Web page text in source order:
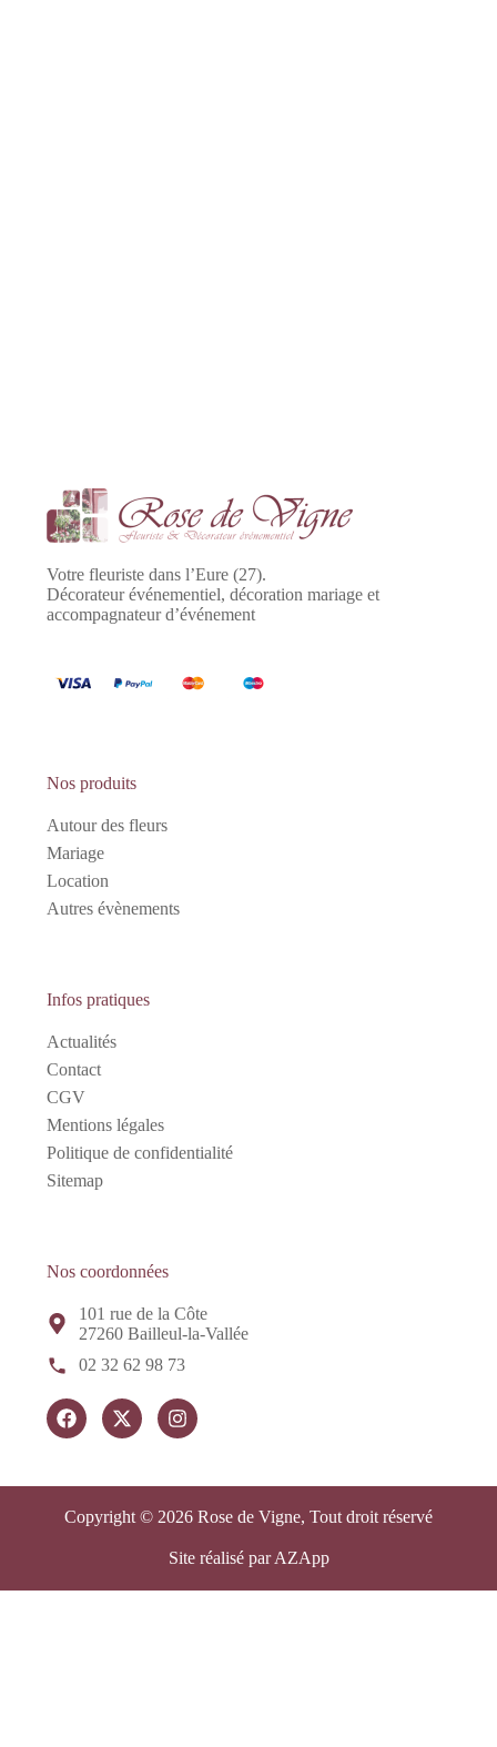
Votre fleuriste dans l’Eure (27).
Décorateur événementiel, décoration mariage et
accompagnateur d’événement
Nos produits
Autour des fleurs
Mariage
Location
Autres évènements
Infos pratiques
Actualités
Contact
CGV
Mentions légales
Politique de confidentialité
Sitemap
Nos coordonnées
101 rue de la Côte
27260 Bailleul-la-Vallée
02 32 62 98 73
Copyright © 2026 Rose de Vigne, Tout droit réservé
Site réalisé par AZApp